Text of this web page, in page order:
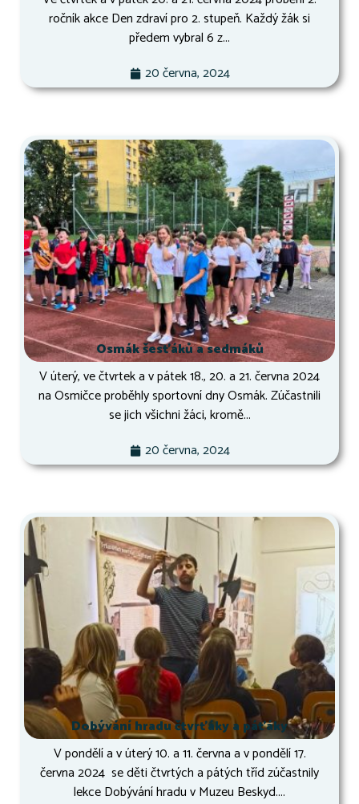
ročník akce Den zdraví pro 2. stupeň. Každý žák si
předem vybral 6 z...
20 června, 2024
Osmák šesťáků a sedmáků
V úterý, ve čtvrtek a v pátek 18., 20. a 21. června 2024
na Osmičce proběhly sportovní dny Osmák. Zúčastnili
se jich všichni žáci, kromě...
20 června, 2024
Dobývání hradu čtvrťáky a páťáky
V pondělí a v úterý 10. a 11. června a v pondělí 17.
června 2024 se děti čtvrtých a pátých tříd zúčastnily
lekce Dobývání hradu v Muzeu Beskyd....